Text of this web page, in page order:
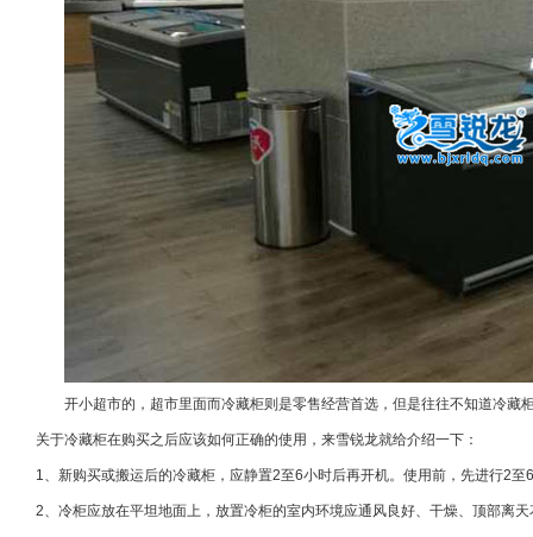
开小超市的，超市里面而冷藏柜则是零售经营首选，但是往往不知道冷藏
关于冷藏柜在购买之后应该如何正确的使用，来雪锐龙就给介绍一下：
1、新购买或搬运后的冷藏柜，应静置2至6小时后再开机。使用前，先进行2
2、冷柜应放在平坦地面上，放置冷柜的室内环境应通风良好、干燥、顶部离